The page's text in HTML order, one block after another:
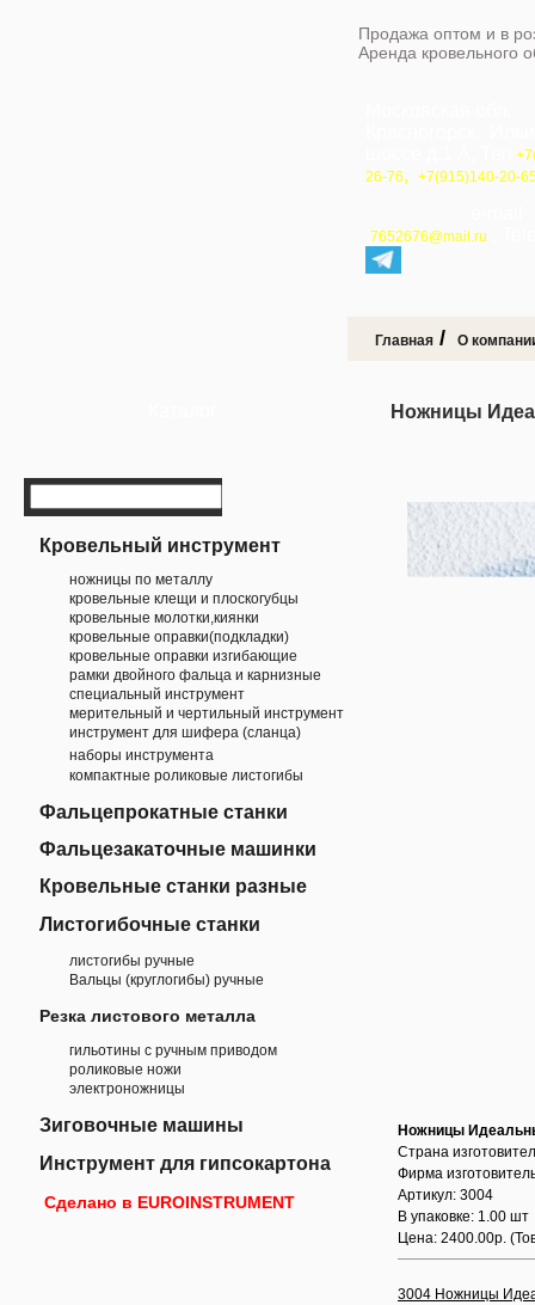
Продажа оптом и в
Аренда кровельного
26-76, +7(915)140-20-
7652676@mail.ru
Главная / О
Кровельный инструмент
ножницы по металлу
кровельные клещи и плоскогубцы
кровельные молотки,киянки
кровельные оправки(подкладки)
кровельные оправки изгибающие
рамки двойного фальца и карнизные
специальный инструмент
мерительный и чертильный инструмент
инструмент для шифера (сланца)
наборы инструмента
компактные роликовые листогибы
Фальцепрокатные станки
Фальцезакаточные машинки
Кровельные станки разные
Листогибочные станки
листогибы ручные
Вальцы (круглогибы) ручные
Резка листового металла
гильотины с ручным приводом
роликовые ножи
электроножницы
Зиговочные машины
Инструмент для гипсокартона
Сделано в EUROINSTRUMENT
Ножницы
Ножницы
Страна
Фирма
Артикул: 3004
В упаковке: 1.00 шт
Цена: 2400.00р.
3004 Ножницы